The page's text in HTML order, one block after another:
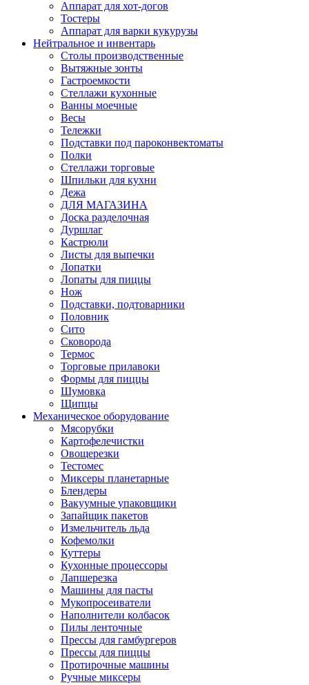
Аппарат для хот-догов
Тостеры
Аппарат для варки кукурузы
Нейтральное и инвентарь
Столы производственные
Вытяжные зонты
Гастроемкости
Стеллажи кухонные
Ванны моечные
Весы
Тележки
Подставки под пароконвектоматы
Полки
Стеллажи торговые
Шпильки для кухни
Дежа
ДЛЯ МАГАЗИНА
Доска разделочная
Дуршлаг
Кастрюли
Листы для выпечки
Лопатки
Лопаты для пиццы
Нож
Подставки, подтоварники
Половник
Сито
Сковорода
Термос
Торговые прилавоки
Формы для пиццы
Шумовка
Щипцы
Механическое оборудование
Мясорубки
Картофелечистки
Овощерезки
Тестомес
Миксеры планетарные
Блендеры
Вакуумные упаковщики
Запайщик пакетов
Измельчитель льда
Кофемолки
Куттеры
Кухонные процессоры
Лапшерезка
Машины для пасты
Мукопросеиватели
Наполнители колбасок
Пилы ленточные
Прессы для гамбургеров
Прессы для пиццы
Протирочные машины
Ручные миксеры